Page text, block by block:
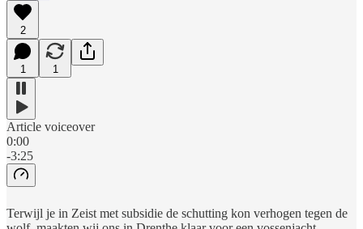
2
1 1
Article voiceover
0:00
-3:25
Terwijl je in Zeist met subsidie de schutting kon verhogen tegen de